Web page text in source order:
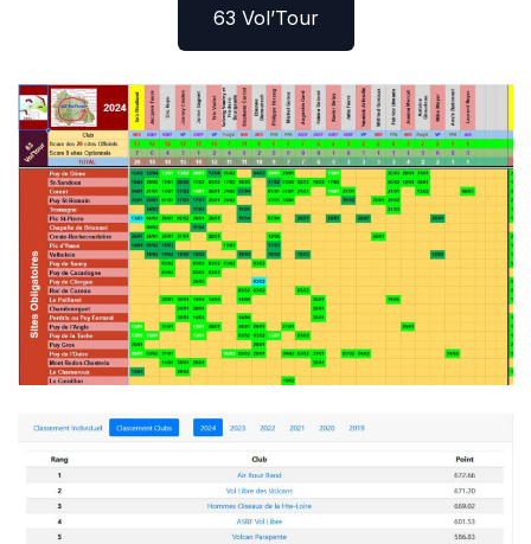
63 Vol’Tour